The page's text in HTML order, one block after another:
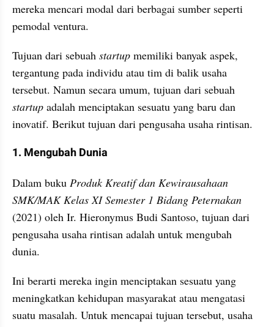
mereka mencari modal dari berbagai sumber seperti
pemodal ventura.
Tujuan dari sebuah startup memiliki banyak aspek,
tergantung pada individu atau tim di balik usaha
startup adalah menciptakan sesuatu yang baru dan
inovatif. Berikut tujuan dari pengusaha usaha rintisan.
1. Mengubah Dunia
Dalam buku Produk Kreatif dan Kewirausahaan
(2021) oleh Ir. Hieronymus Budi Santoso, tujuan dari
pengusaha usaha rintisan adalah untuk mengubah
dunia.
Ini berarti mereka ingin menciptakan sesuatu yang
meningkatkan kehidupan masyarakat atau mengatasi
suatu masalah. Untuk mencapai tujuan tersebut, usaha